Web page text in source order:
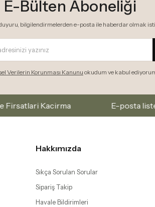
E-Bülten Aboneliği
bilgilendirmelerden e-posta ile haberdar olmak
Verilerin Korunması Kanunu okudum ve kabul
E-posta listemize abone
Hakkımızda
Sıkça Sorulan Sorular
Sipariş Takip
Havale Bildirimleri